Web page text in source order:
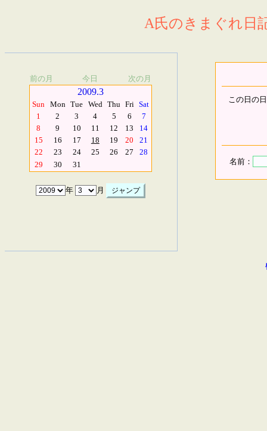
A氏のきまぐれ日
前の月 今日 次の月
2009.3
Sun Mon Tue Wed Thu Fri Sat
1
2 3 4 5 6
7
8
9 10 11 12 13
14
15
16 17 18 19 20
21
22
23 24 25 26 27
28
29
30 31
年 月
この日の
名前：